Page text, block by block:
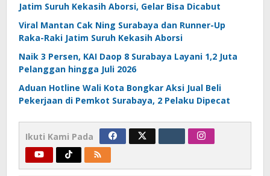
Jatim Suruh Kekasih Aborsi, Gelar Bisa Dicabut
Viral Mantan Cak Ning Surabaya dan Runner-Up
Raka-Raki Jatim Suruh Kekasih Aborsi
Naik 3 Persen, KAI Daop 8 Surabaya Layani 1,2 Juta
Pelanggan hingga Juli 2026
Aduan Hotline Wali Kota Bongkar Aksi Jual Beli
Pekerjaan di Pemkot Surabaya, 2 Pelaku Dipecat
Ikuti Kami Pada